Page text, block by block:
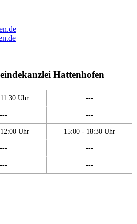
Hattenhofen
Uhr ---
--- ---
Uhr 15:00 - 18:30 Uhr
--- ---
--- ---